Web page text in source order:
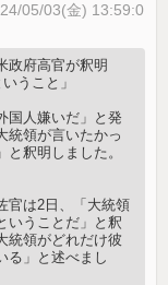
05/03(金) 13:59:0
政府高官が釈明
うこと」
国人嫌いだ」と発
統領が言いたかっ
釈明しました。
官は2日、「大統領
いうことだ」と釈
統領がどれだけ彼
る」と述べまし